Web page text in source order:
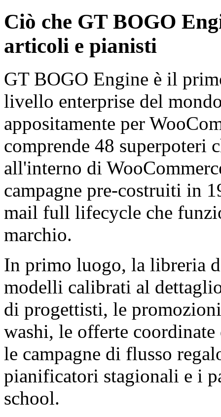
Ciò che GT BOGO
articoli e pianisti
GT BOGO Engine è il
livello enterprise del
appositamente per
comprende 48 superpoteri
all'interno di
campagne pre-costruiti in
mail full lifecycle che
marchio.
In primo luogo, la libreria
modelli calibrati al
di progettisti, le
washi, le offerte
le campagne di flusso
pianificatori stagionali e i
school.